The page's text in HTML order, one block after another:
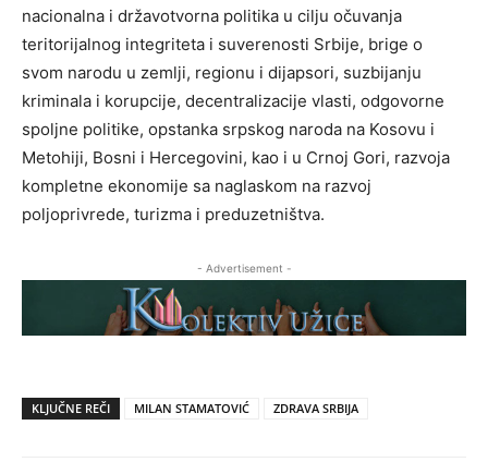
nacionalna i državotvorna politika u cilju očuvanja
teritorijalnog integriteta i suverenosti Srbije, brige o
svom narodu u zemlji, regionu i dijapsori, suzbijanju
kriminala i korupcije, decentralizacije vlasti, odgovorne
spoljne politike, opstanka srpskog naroda na Kosovu i
Metohiji, Bosni i Hercegovini, kao i u Crnoj Gori, razvoja
kompletne ekonomije sa naglaskom na razvoj
poljoprivrede, turizma i preduzetništva.
- Advertisement -
KLJUČNE REČI MILAN STAMATOVIĆ ZDRAVA SRBIJA